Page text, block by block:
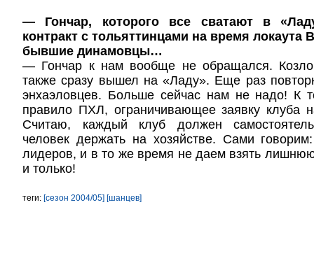
— Гончар, которого все сватают в
контракт с тольяттинцами на время локаута
бывшие динамовцы…
— Гончар к нам вообще не обращался.
также сразу вышел на «Ладу». Еще раз
энхаэловцев. Больше сейчас нам не надо! К
правило ПХЛ, ограничивающее заявку клуба
Считаю, каждый клуб должен
человек держать на хозяйстве. Сами
лидеров, и в то же время не даем взять
и только!
теги: [сезон 2004/05] [шанцев]